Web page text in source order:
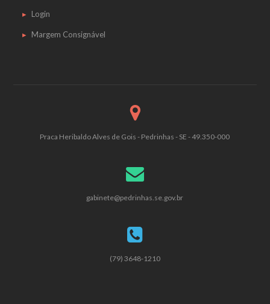
Login
Margem Consignável
Praca Heribaldo Alves de Gois - Pedrinhas - SE - 49.350-000
gabinete@pedrinhas.se.gov.br
(79) 3648-1210